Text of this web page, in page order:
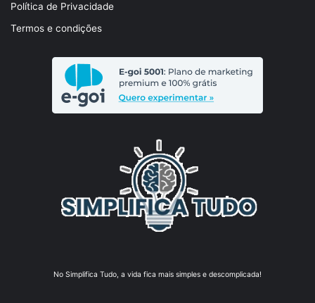
Política de Privacidade
Termos e condições
No Simplifica Tudo, a vida fica mais simples e descomplicada!